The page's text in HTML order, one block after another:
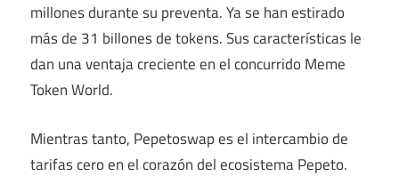
millones durante su preventa. Ya se han estirado
más de 31 billones de tokens. Sus características le
dan una ventaja creciente en el concurrido Meme
Token World.
Mientras tanto, Pepetoswap es el intercambio de
tarifas cero en el corazón del ecosistema Pepeto.